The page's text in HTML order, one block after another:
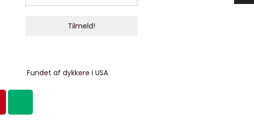
Fundet af dykkere i USA